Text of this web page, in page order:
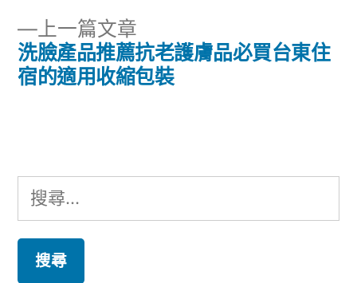
導
覽
上一篇文章
一
篇
洗臉產品推薦抗老護膚品必買台東住
宿的適用收縮包裝
搜
尋